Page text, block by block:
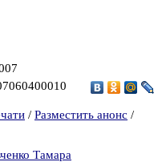
/ Разместить анонс /
Тамара